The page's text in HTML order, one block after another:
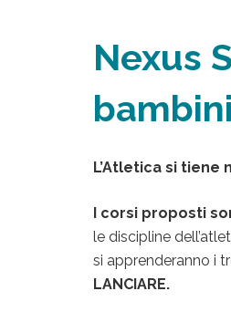
Nexus
L’Atletica si tiene
I corsi proposti
le discipline
si apprenderanno i
LANCIARE.